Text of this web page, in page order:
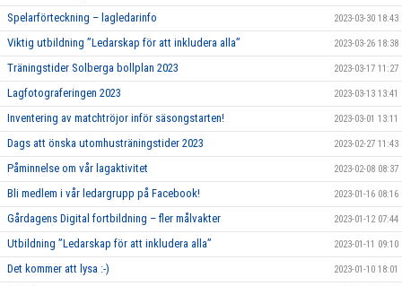
Spelarförteckning – lagledarinfo 2023-03-30 18:43
Viktig utbildning ”Ledarskap för att inkludera alla” 2023-03-26 18:38
Träningstider Solberga bollplan 2023 2023-03-17 11:27
Lagfotograferingen 2023 2023-03-13 13:41
Inventering av matchtröjor inför säsongstarten! 2023-03-01 13:11
Dags att önska utomhusträningstider 2023 2023-02-27 11:43
Påminnelse om vår lagaktivitet 2023-02-08 08:37
Bli medlem i vår ledargrupp på Facebook! 2023-01-16 08:16
Gårdagens Digital fortbildning – fler målvakter 2023-01-12 07:44
Utbildning ”Ledarskap för att inkludera alla” 2023-01-11 09:10
Det kommer att lysa :-) 2023-01-10 18:01